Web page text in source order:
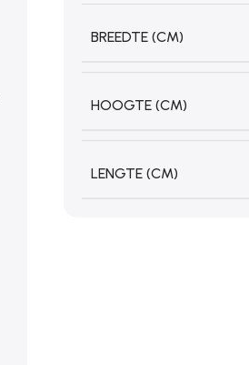
BREEDTE (CM)
HOOGTE (CM)
LENGTE (CM)